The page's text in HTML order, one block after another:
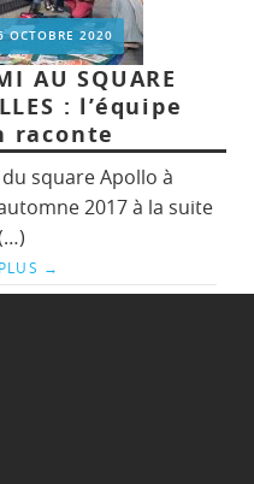
OCTOBRE 2020
AU SQUARE
: l’équipe
raconte
square Apollo à
2017 à la suite
→